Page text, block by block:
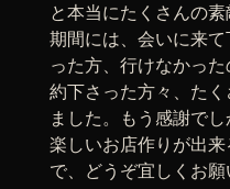
と本当にたくさんの
期間には、会いに来
った方、行けなかっ
約下さった方々、た
ました。もう感謝で
楽しいお店作りが出
で、どうぞ宜しくお願